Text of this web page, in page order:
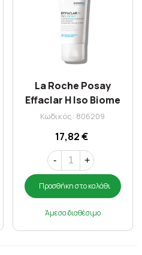
La Roche Posay
Effaclar H Iso Biome
40ml
Κωδικός: 806209
17,82 €
- +
Προσθήκη στο καλάθι
Άμεσα διαθέσιμο